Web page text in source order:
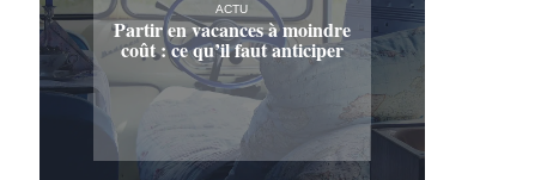
ACTU
Partir en vacances à moindre
coût : ce qu’il faut anticiper